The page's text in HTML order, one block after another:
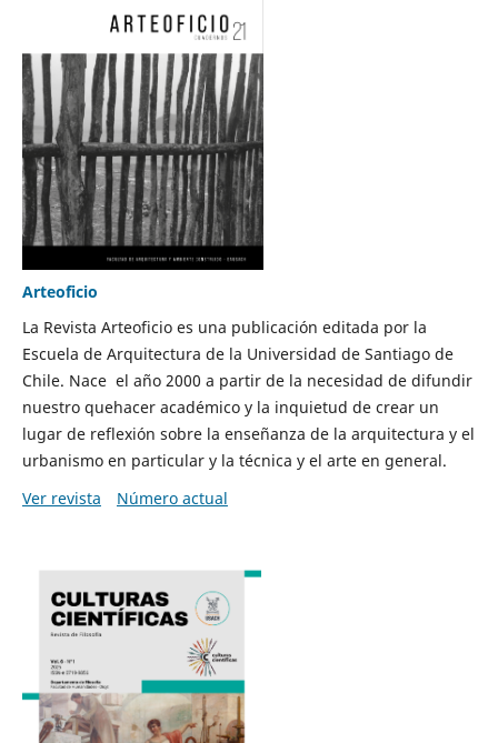
Arteoficio
La Revista Arteoficio es una publicación editada por la
Escuela de Arquitectura de la Universidad de Santiago de
Chile. Nace el año 2000 a partir de la necesidad de difundir
nuestro quehacer académico y la inquietud de crear un
lugar de reflexión sobre la enseñanza de la arquitectura y el
urbanismo en particular y la técnica y el arte en general.
Ver revista
Número actual